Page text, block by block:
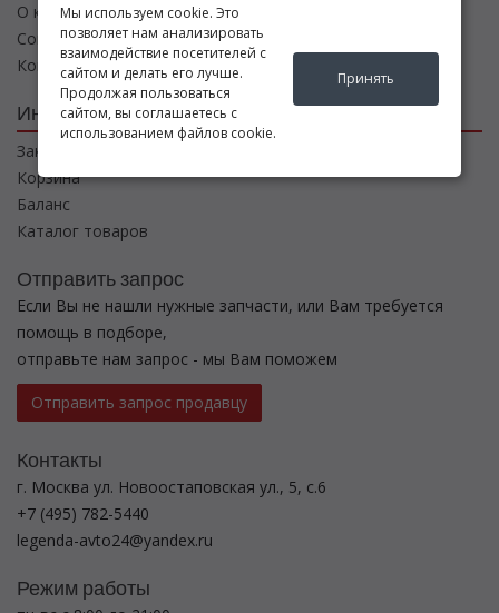
О компании
Соглашение
Контакты
Интернет магазин
Заказы
Корзина
Баланс
Каталог товаров
Отправить запрос
Если Вы не нашли нужные запчасти, или Вам требуется
помощь в подборе,
отправьте нам запрос - мы Вам поможем
Отправить запрос продавцу
Контакты
г. Москва ул. Новоостаповская ул., 5, с.6
+7 (495) 782-5440
legenda-avto24@yandex.ru
Режим работы
Мы используем cookie. Это
позволяет нам анализировать
взаимодействие посетителей с
сайтом и делать его лучше.
Продолжая пользоваться
сайтом, вы соглашаетесь с
использованием файлов cookie.
Принять